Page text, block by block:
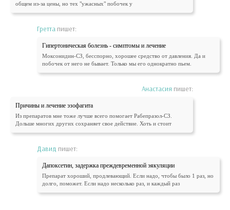
общем из-за цены, но тех "ужасных" побочек у
Гретта пишет:
Гипертоническая болезнь - симптомы и лечение
Моксонидин-СЗ, бесспорно, хорошее средство от давления. Да и
побочек от него не бывает. Только мы его однократно пьем.
Анастасия пишет:
Причины и лечение эзофагита
Из препаратов мне тоже лучше всего помогает Рабепразол-СЗ.
Дольше многих других сохраняет свое действие. Хоть и стоит
Давид пишет:
Дапоксетин, задержка преждевременной эякуляции
Препарат хороший, продлевающий. Если надо, чтобы было 1 раз, но
долго, поможет. Если надо несколько раз, и каждый раз